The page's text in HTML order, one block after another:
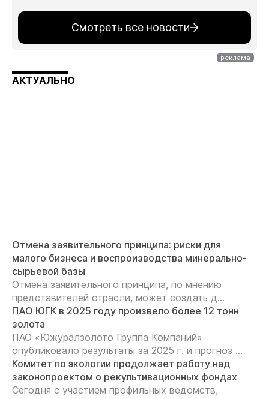
Смотреть все новости
АКТУАЛЬНО
Отмена заявительного принципа: риски для
малого бизнеса и воспроизводства минерально-
сырьевой базы
Отмена заявительного принципа, по мнению
представителей отрасли, может создать д...
ПАО ЮГК в 2025 году произвело более 12 тонн
золота
ПАО «Южуралзолото Группа Компаний»
опубликовало результаты за 2025 г. и прогноз ...
Комитет по экологии продолжает работу над
законопроектом о рекультивационных фондах
Сегодня с участием профильных ведомств,